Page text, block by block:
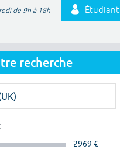
de 9h à 18h Étudiant
recherche
2969 €